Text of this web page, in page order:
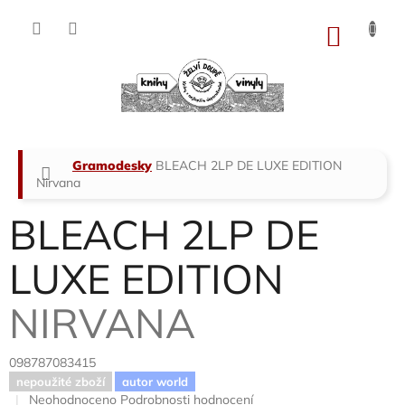
Domů
Gramodesky BLEACH 2LP DE LUXE EDITION
Nirvana
BLEACH 2LP DE
LUXE EDITION
NIRVANA
098787083415
nepoužité zboží autor world
Průměrné
Neohodnoceno Podrobnosti hodnocení